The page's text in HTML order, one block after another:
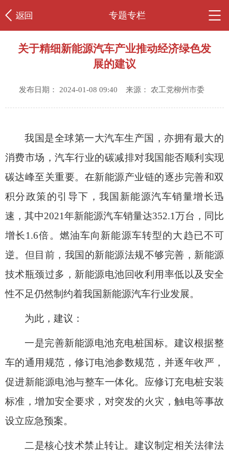
专题专栏
关于精细新能源汽车产业推动经济绿色发
展的建议
发布日期： 2024-01-08 09:40 来源： 农工党柳州市委
我国是全球第一大汽车生产国，亦拥有最大的
消费市场，汽车行业的碳减排对我国能否顺利实现
碳达峰至关重要。在新能源产业链的逐步完善和双
积分政策的引导下，我国新能源汽车销量增长迅
速，其中2021年新能源汽车销量达352.1万台，同比
增长1.6倍。燃油车向新能源车转型的大趋已不可
逆。但目前，我国的新能源法规不够完善，新能源
技术瓶颈过多，新能源电池回收利用率低以及安全
性不足仍然制约着我国新能源汽车行业发展。
为此，建议：
一是完善新能源电池充电桩国标。 建议根据整
车的通用规范，修订电池参数规范，并逐年收严，
促进新能源电池与整车一体化。应修订充电桩安装
标准，增加安全要求，对突发的火灾，触电等事故
设立应急预案。
二是核心技术禁止转让。 建议制定相关法律法